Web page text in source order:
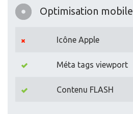
Optimisation mobile
Icône Apple
Méta tags viewport
Contenu FLASH